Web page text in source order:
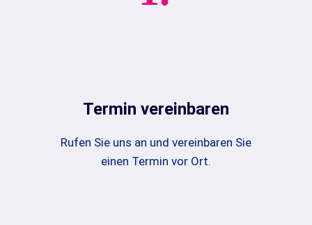
Termin vereinbaren
Rufen Sie uns an und vereinbaren Sie
einen Termin vor Ort.